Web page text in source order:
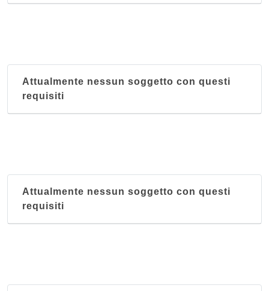
Attualmente nessun soggetto con questi
requisiti
Attualmente nessun soggetto con questi
requisiti